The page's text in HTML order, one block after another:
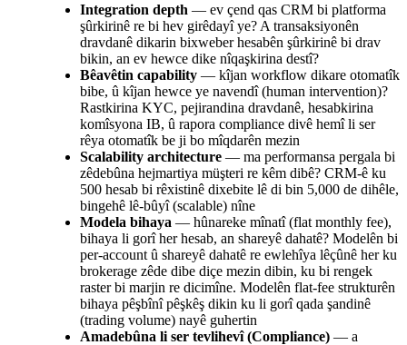
Integration depth — ev çend qas CRM bi platforma
şûrkirinê re bi hev girêdayî ye? A transaksiyonên
dravdanê dikarin bixweber hesabên şûrkirinê bi drav
bikin, an ev hewce dike nîqaşkirina destî?
Bêavêtin capability — kîjan workflow dikare otomatîk
bibe, û kîjan hewce ye navendî (human intervention)?
Rastkirina KYC, pejirandina dravdanê, hesabkirina
komîsyona IB, û rapora compliance divê hemî li ser
rêya otomatîk be ji bo mîqdarên mezin
Scalability architecture — ma performansa pergala bi
zêdebûna hejmartiya müşteri re kêm dibê? CRM-ê ku
500 hesab bi rêxistinê dixebite lê di bin 5,000 de dihêle,
bingehê lê-bûyî (scalable) nîne
Modela bihaya — hûnareke mînatî (flat monthly fee),
bihaya li gorî her hesab, an shareyê dahatê? Modelên bi
per-account û shareyê dahatê re ewlehîya lêçûnê her ku
brokerage zêde dibe diçe mezin dibin, ku bi rengek
raster bi marjin re dicimîne. Modelên flat-fee strukturên
bihaya pêşbînî pêşkêş dikin ku li gorî qada şandinê
(trading volume) nayê guhertin
Amadebûna li ser tevlihevî (Compliance) — a